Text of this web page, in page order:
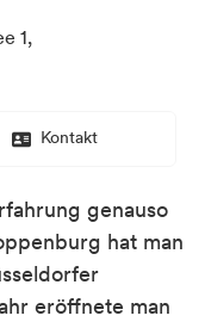
1,
Kontakt
genauso
hat man
eröffnete man